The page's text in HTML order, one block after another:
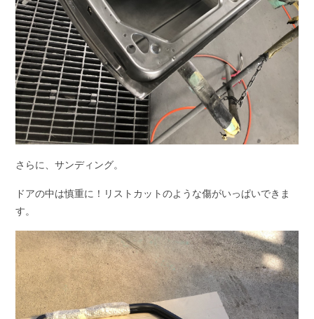
さらに、サンディング。
ドアの中は慎重に！リストカットのような傷がいっぱいできま
す。